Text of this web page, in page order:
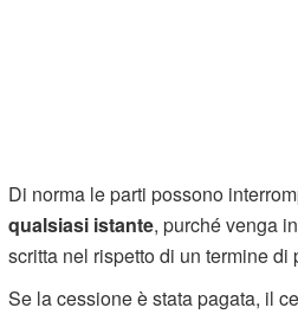
Di norma le parti possono
qualsiasi istante, purché venga
scritta nel rispetto di un termine di
Se la cessione è stata pagata, il